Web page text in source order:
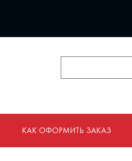
КАК ОФОРМИТЬ ЗАКАЗ